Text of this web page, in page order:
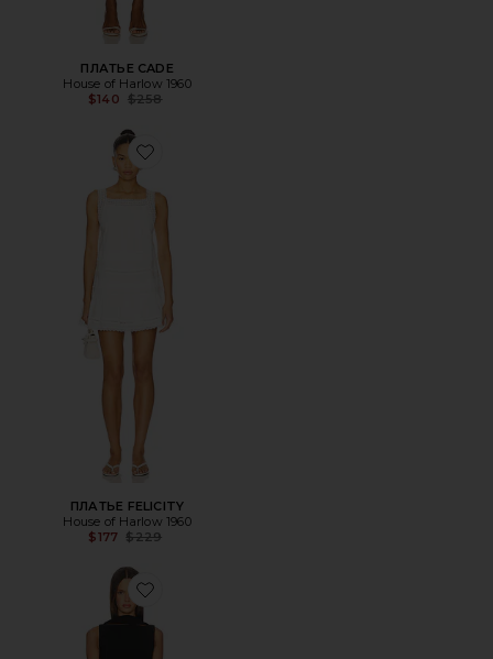
ПЛАТЬЕ CADE
House of Harlow 1960
$140 Previous price:
$258
Favorite ПЛАТЬЕ FELICITY
ПЛАТЬЕ FELICITY
House of Harlow 1960
$177 Previous price:
$229
Favorite ПЛАТЬЕ CAMERON